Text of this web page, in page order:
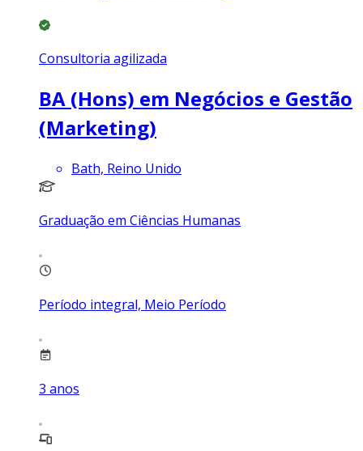
Consultoria agilizada
BA (Hons) em Negócios e Gestão
(Marketing)
Bath, Reino Unido
Graduação em Ciências Humanas
Período integral, Meio Período
3 anos